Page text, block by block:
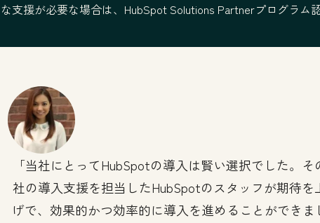
な支援が必要な場合は、HubSpot Solutions Partnerプログラム
当社にとってHubSpotの導入は賢い選択でした。
社の導入支援を担当したHubSpotのスタッフが期待
げで、効果的かつ効率的に導入を進めることができま